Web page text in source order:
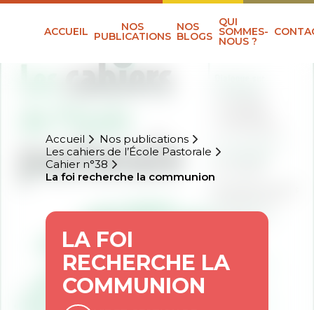
ACCUEIL NOS
PUBLICATIONS
NOS
BLOGS
QUI
SOMMES-
NOUS ?
Accueil
Nos publications
Les cahiers de l’École Pastorale
Cahier n°38
La foi recherche la communion
LA FOI
RECHERCHE LA
COMMUNION